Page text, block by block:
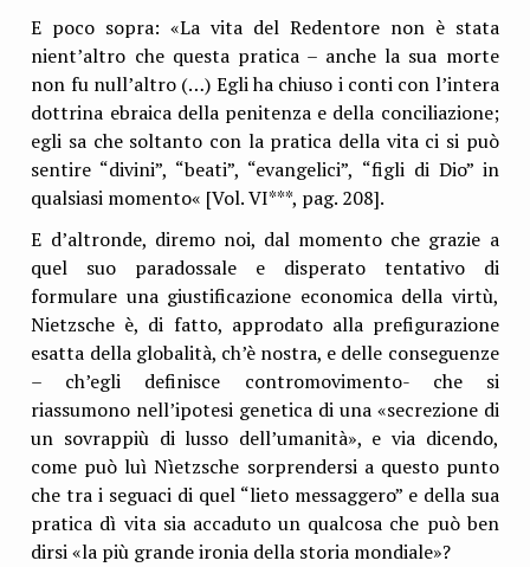
E poco sopra: «La vita del Redentore non è stata
nient’altro che questa pratica – anche la sua morte
non fu null’altro (…) Egli ha chiuso i conti con l’intera
dottrina ebraica della penitenza e della conciliazione;
egli sa che soltanto con la pratica della vita ci si può
sentire “divini”, “beati”, “evangelici”, “figli di Dio” in
qualsiasi momento« [Vol. VI***, pag. 208].
E d’altronde, diremo noi, dal momento che grazie a
quel suo paradossale e disperato tentativo di
formulare una giustificazione economica della virtù,
Nietzsche è, di fatto, approdato alla prefigurazione
esatta della globalità, ch’è nostra, e delle conseguenze
– ch’egli definisce contromovimento- che si
riassumono nell’ipotesi genetica di una «secrezione di
un sovrappiù di lusso dell’umanità», e via dicendo,
come può luì Nìetzsche sorprendersi a questo punto
che tra i seguaci di quel “lieto messaggero” e della sua
pratica dì vita sia accaduto un qualcosa che può ben
dirsi «la più grande ironia della storia mondiale»?